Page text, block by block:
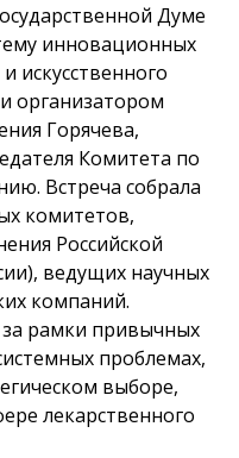
Думе
инновационных
искусственного
организатором
Горячева,
Комитета по
Встреча собрала
комитетов,
Российской
ведущих научных
компаний.
рамки привычных
проблемах,
выборе,
лекарственного